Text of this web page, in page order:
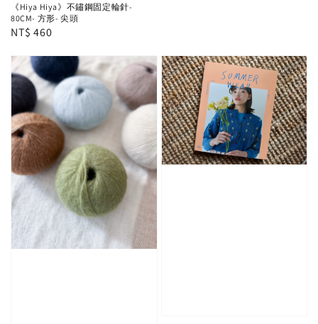
《Hiya Hiya》不鏽鋼固定輪針-
80CM- 方形- 尖頭
Regular
NT$ 460